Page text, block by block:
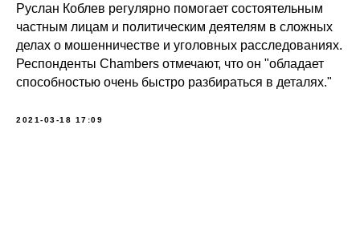
Руслан Коблев регулярно помогает состоятельным
частным лицам и политическим деятелям в сложных
делах о мошенничестве и уголовных расследованиях.
Респонденты Chambers отмечают, что он "обладает
способностью очень быстро разбираться в деталях."
2021-03-18 17:09